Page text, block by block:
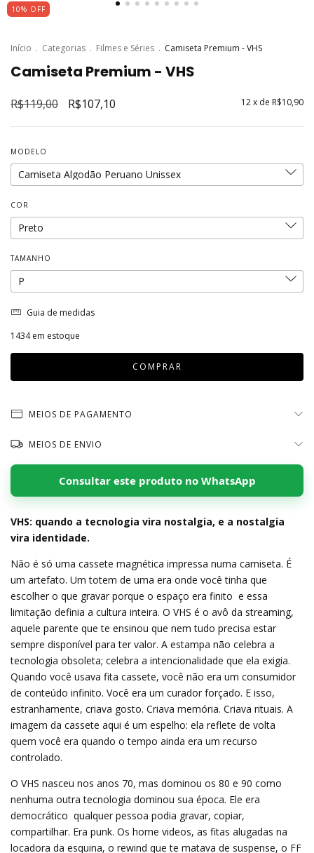
10% OFF
Início . Categorias . Filmes e Séries . Camiseta Premium - VHS
Camiseta Premium - VHS
R$119,00 R$107,10 12x de R$10,90
MODELO
COR
TAMANHO
Guia de medidas
1434em estoque
MEIOS DE PAGAMENTO
MEIOS DE ENVIO
Consultar este produto no WhatsApp
VHS: quando a tecnologia vira nostalgia, e a nostalgia
vira identidade.
Não é só uma cassete magnética impressa numa camiseta. É
um artefato. Um totem de uma era onde você tinha que
escolher o que gravar porque o espaço era finito  e essa
limitação definia a cultura inteira. O VHS é o avô da streaming,
aquele parente que te ensinou que nem tudo precisa estar
sempre disponível para ter valor. A estampa não celebra a
tecnologia obsoleta; celebra a intencionalidade que ela exigia.
Quando você usava fita cassete, você não era um consumidor
de conteúdo infinito. Você era um curador forçado. E isso,
estranhamente, criava gosto. Criava memória. Criava rituais. A
imagem da cassete aqui é um espelho: ela reflete de volta
quem você era quando o tempo ainda era um recurso
controlado.
O VHS nasceu nos anos 70, mas dominou os 80 e 90 como
nenhuma outra tecnologia dominou sua época. Ele era
democrático  qualquer pessoa podia gravar, copiar,
compartilhar. Era punk. Os home videos, as fitas alugadas na
locadora da esquina, o rewind que te matava de suspense, o FF